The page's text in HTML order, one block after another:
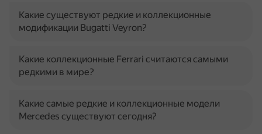
Какие существуют редкие и коллекционные
модификации Bugatti Veyron?
Какие коллекционные Ferrari считаются самыми
редкими в мире?
Какие самые редкие и коллекционные модели
Mercedes существуют сегодня?